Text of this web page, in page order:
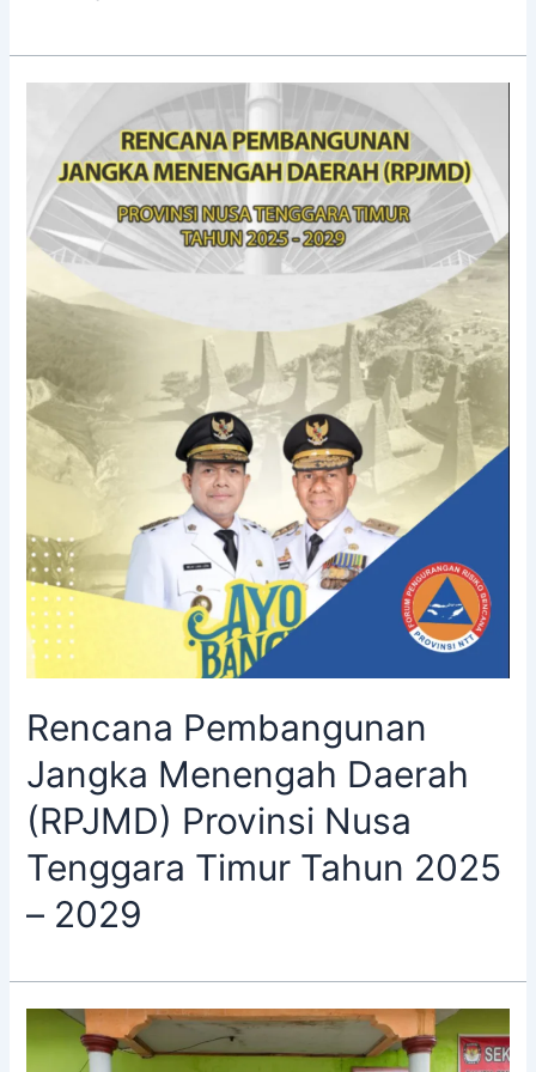
Rencana Pembangunan
Jangka Menengah Daerah
(RPJMD) Provinsi Nusa
Tenggara Timur Tahun 2025
– 2029